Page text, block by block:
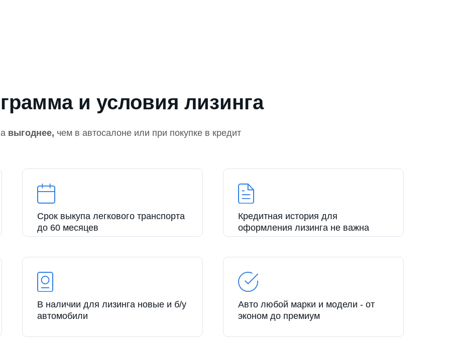
и условия лизинга
выгоднее, чем в автосалоне или при покупке в кредит
Срок выкупа легкового транспорта
до 60 месяцев
Кредитная история для
оформления лизинга не важна
В наличии для лизинга новые и б/у
автомобили
Авто любой марки и модели - от
эконом до премиум